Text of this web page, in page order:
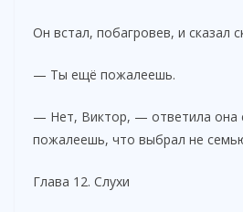
Он встал, побагровев, и сказал
— Ты ещё пожалеешь.
— Нет, Виктор, — ответила она
пожалеешь, что выбрал не
Глава 12. Слухи